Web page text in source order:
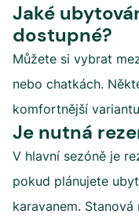
Jaké
dostupné?
Můžete si vybrat
nebo chatkách.
komfortnější
Je nutná
V hlavní sezóně je
pokud plánujete
karavanem.